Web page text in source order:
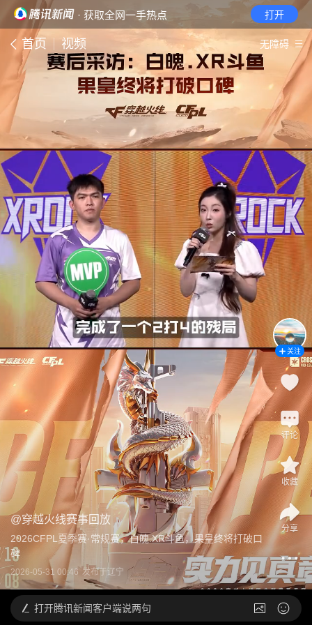
· 获取全网一手热点 打开
首页 视频 无障碍
@穿越火线赛事回放
2026CFPL夏季赛·常规赛，白魄.XR斗鱼，果皇终将打破口
碑
2026-05-31 00:46 发布于辽宁
关注
评论
收藏
分享
打开腾讯新闻客户端说两句